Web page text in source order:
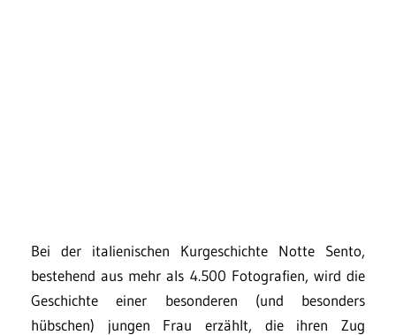
Bei der italienischen Kurgeschichte Notte Sento,
bestehend aus mehr als 4.500 Fotografien, wird die
Geschichte einer besonderen (und besonders
hübschen) jungen Frau erzählt, die ihren Zug